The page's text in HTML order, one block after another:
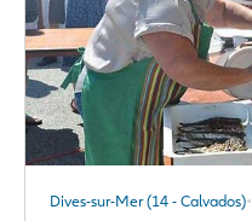
Dives-sur-Mer (14 - Calvados)